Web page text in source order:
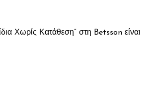
Χωρίς Κατάθεση” στη Betsson είναι